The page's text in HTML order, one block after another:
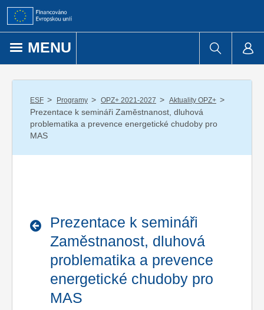
Přejít k obsahu
MENU
ESF / Programy / OPZ+ 2021-2027 / Aktuality OPZ+ /
Prezentace k semináři Zaměstnanost, dluhová
problematika a prevence energetické chudoby pro
MAS
Prezentace k semináři
Zaměstnanost, dluhová
problematika a prevence
energetické chudoby pro
MAS